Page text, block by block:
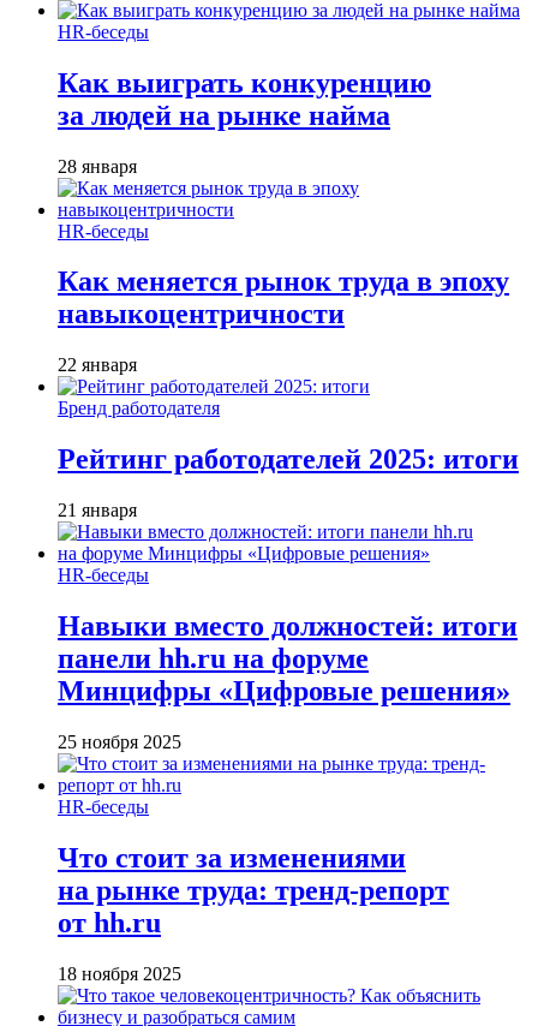
HR-беседы
Как выиграть конкуренцию
за людей на рынке найма
28 января
HR-беседы
Как меняется рынок труда в эпоху
навыкоцентричности
22 января
Бренд работодателя
Рейтинг работодателей 2025: итоги
21 января
HR-беседы
Навыки вместо должностей: итоги
панели hh.ru на форуме
Минцифры «Цифровые решения»
25 ноября 2025
HR-беседы
Что стоит за изменениями
на рынке труда: тренд-репорт
от hh.ru
18 ноября 2025